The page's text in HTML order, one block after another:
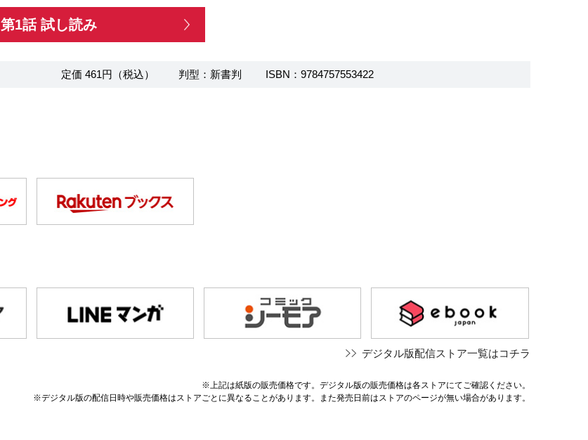
第1話 試し読み
定価 461円（税込） 判型：新書判 ISBN：9784757553422
デジタル版配信ストア一覧はコチラ
※上記は紙版の販売価格です。デジタル版の販売価格は各ストアにてご確認ください。
※デジタル版の配信日時や販売価格はストアごとに異なることがあります。また発売日前はストアのページが無い場合があります。